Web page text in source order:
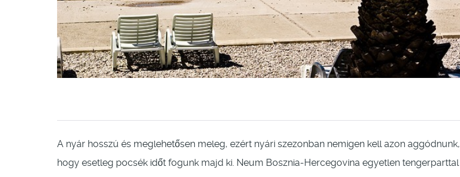
A nyár hosszú és meglehetősen meleg, ezért nyári szezonban nemigen kell azon aggódnunk,
hogy esetleg pocsék időt fogunk majd ki. Neum Bosznia-Hercegovina egyetlen tengerparttal